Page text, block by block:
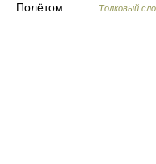
Полётом… …
Толковый